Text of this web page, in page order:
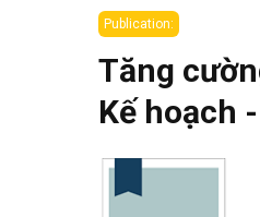
Publication:
Tăng
Kế hoạch